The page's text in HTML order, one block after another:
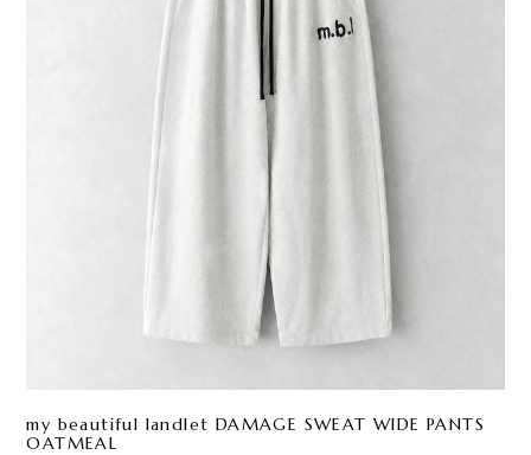
my beautiful landlet DAMAGE SWEAT WIDE PANTS
OATMEAL